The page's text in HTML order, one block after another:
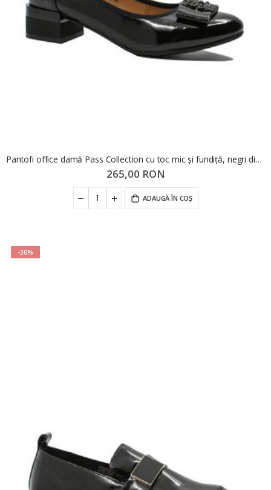
Pantofi office damă Pass Collection cu toc mic și fundiță, negri din lac OTR140014
265,00 RON
ADAUGĂ ÎN COȘ
-30%